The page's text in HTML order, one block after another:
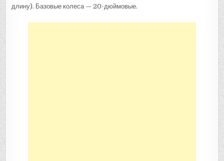
длину). Базовые колеса — 20-дюймовые.